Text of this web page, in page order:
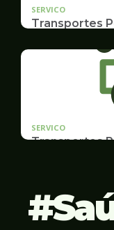
SERVICO
Transportes
SERVICO
Transportes